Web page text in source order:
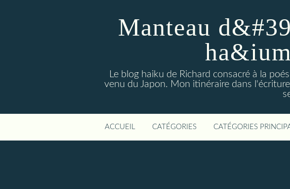
Manteau
Le blog haiku de Richard consacré à la
venu du Japon. Mon itinéraire dans
ACCUEIL CATÉGORIES CATÉGORIES